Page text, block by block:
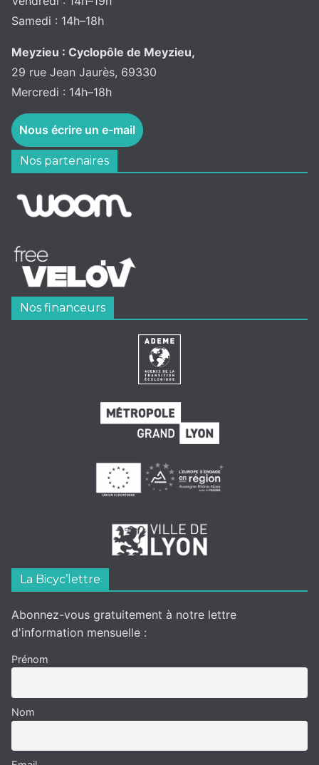
Samedi : 14h–18h
Meyzieu : Cyclopôle de Meyzieu,
29 rue Jean Jaurès, 69330
Mercredi : 14h–18h
Nous écrire un e-mail
Nos partenaires
Nos financeurs
La Bicyc’lettre
Abonnez-vous gratuitement à notre lettre
d'information mensuelle :
Prénom
Nom